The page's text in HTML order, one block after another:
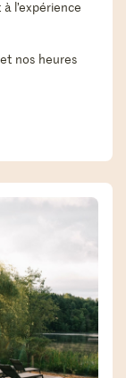
l’expérience
nos heures